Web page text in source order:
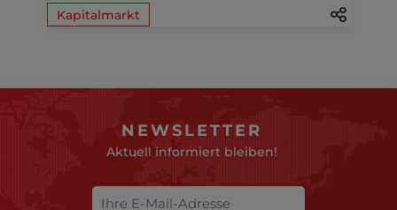
Kapitalmarkt
NEWSLETTER
Aktuell informiert bleiben!